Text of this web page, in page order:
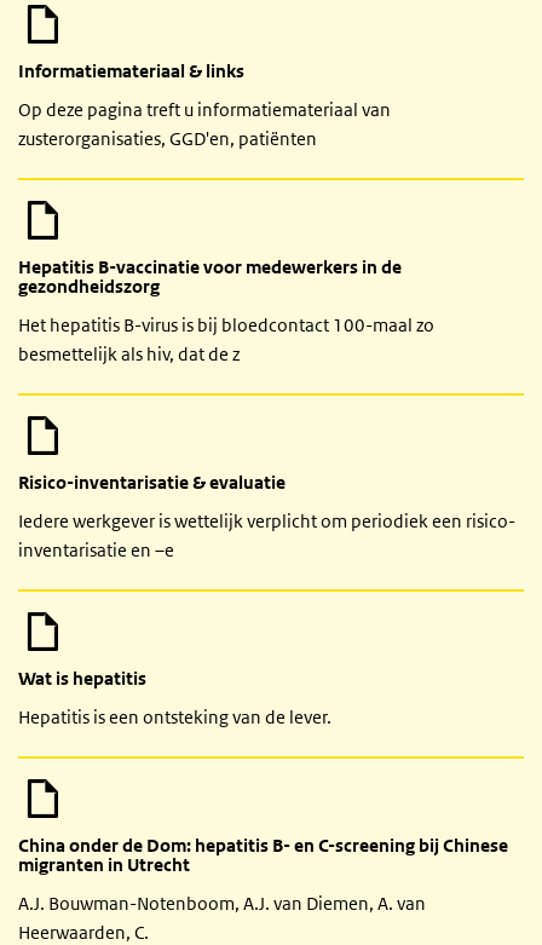
Informatiemateriaal & links
Op deze pagina treft u informatiemateriaal van
zusterorganisaties, GGD'en, patiënten
Hepatitis B-vaccinatie voor medewerkers in de
gezondheidszorg
Het hepatitis B-virus is bij bloedcontact 100-maal zo
besmettelijk als hiv, dat de z
Risico-inventarisatie & evaluatie
Iedere werkgever is wettelijk verplicht om periodiek een risico-
inventarisatie en –e
Wat is hepatitis
Hepatitis is een ontsteking van de lever.
China onder de Dom: hepatitis B- en C-screening bij Chinese
migranten in Utrecht
A.J. Bouwman-Notenboom, A.J. van Diemen, A. van
Heerwaarden, C.